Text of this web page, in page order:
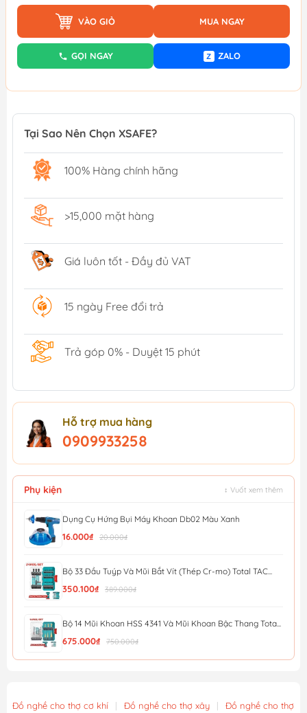
VÀO GIỎ MUA NGAY
GỌI NGAY Z ZALO
Tại Sao Nên Chọn XSAFE?
100% Hàng chính hãng
>15,000 mặt hàng
Giá luôn tốt - Đầy đủ VAT
15 ngày Free đổi trả
Trả góp 0% - Duyệt 15 phút
Hỗ trợ mua hàng
0909933258
Phụ kiện ↕ Vuốt xem thêm
Dụng Cụ Hứng Bụi Máy Khoan Db02 Màu Xanh
16.000₫ 20.000₫
Bộ 33 Đầu Tuýp Và Mũi Bắt Vít (Thép Cr-mo) Total TAC...
350.100₫ 389.000₫
Bộ 14 Mũi Khoan HSS 4341 Và Mũi Khoan Bậc Thang Tota...
675.000₫ 750.000₫
Đồ nghề cho thợ cơ khí | Đồ nghề cho thợ xây | Đồ nghề cho thợ